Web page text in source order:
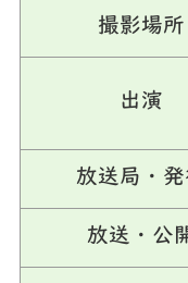
撮影場所
出演
放送局・発
放送・公